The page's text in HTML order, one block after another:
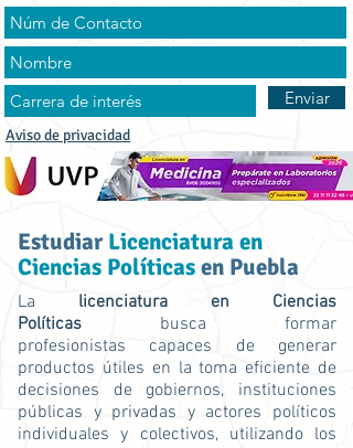
Enviar
Aviso de privacidad
EstudiarLicenciatura en
Ciencias Políticasen Puebla
La licenciatura en Ciencias
Políticas busca formar
profesionistas capaces de generar
productos útiles en la toma eficiente de
decisiones de gobiernos, instituciones
públicas y privadas y actores políticos
individuales y colectivos, utilizando los